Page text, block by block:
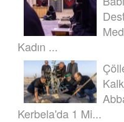
Kadın ...
Kerbela'da 1 Mi...